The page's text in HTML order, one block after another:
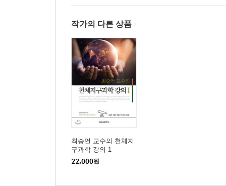
작가의 다른 상품
최승언 교수의 천체지
구과학 강의 1
22,000원